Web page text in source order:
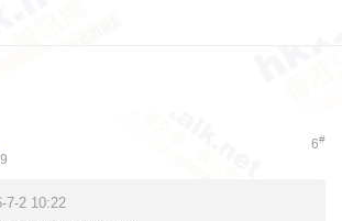
6#
7-2 10:22